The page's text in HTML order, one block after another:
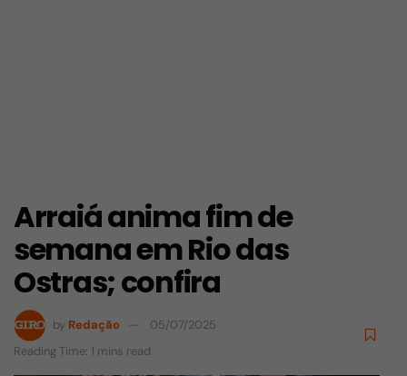
Arraiá anima fim de
semana em Rio das
Ostras; confira
by Redação
05/07/2025
Reading Time: 1 mins read